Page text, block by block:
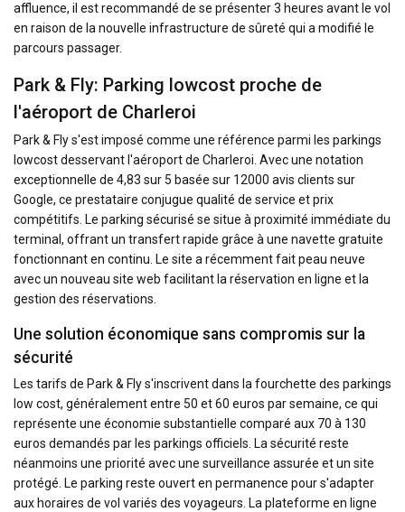
affluence, il est recommandé de se présenter 3 heures avant le vol
en raison de la nouvelle infrastructure de sûreté qui a modifié le
parcours passager.
Park & Fly: Parking lowcost proche de
l'aéroport de Charleroi
Park & Fly s'est imposé comme une référence parmi les parkings
lowcost desservant l'aéroport de Charleroi. Avec une notation
exceptionnelle de 4,83 sur 5 basée sur 12000 avis clients sur
Google, ce prestataire conjugue qualité de service et prix
compétitifs. Le parking sécurisé se situe à proximité immédiate du
terminal, offrant un transfert rapide grâce à une navette gratuite
fonctionnant en continu. Le site a récemment fait peau neuve
avec un nouveau site web facilitant la réservation en ligne et la
gestion des réservations.
Une solution économique sans compromis sur la
sécurité
Les tarifs de Park & Fly s'inscrivent dans la fourchette des parkings
low cost, généralement entre 50 et 60 euros par semaine, ce qui
représente une économie substantielle comparé aux 70 à 130
euros demandés par les parkings officiels. La sécurité reste
néanmoins une priorité avec une surveillance assurée et un site
protégé. Le parking reste ouvert en permanence pour s'adapter
aux horaires de vol variés des voyageurs. La plateforme en ligne